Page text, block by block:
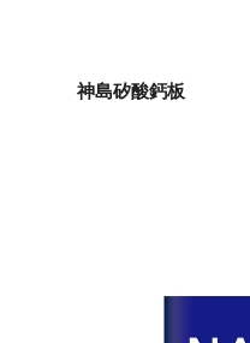
神島矽酸鈣板